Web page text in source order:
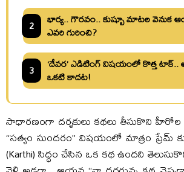
2 భార్య.. గౌరవం.. కుష్బూ మాటల వెనుక
ఎవరి గురించి?
3 ‘దేవర’ ఎడిటింగ్‌ విషయంలో కొత్త టాక్‌..
ఒకటి కాదట!
సాధారణంగా దర్శకులు కథలు తీసుకొని హీరోల
“సత్యం సుందరం” విషయంలో మాత్రం ప్రేమ్
(Karthi) సిద్ధం చేసిన ఒక కథ ఉందని